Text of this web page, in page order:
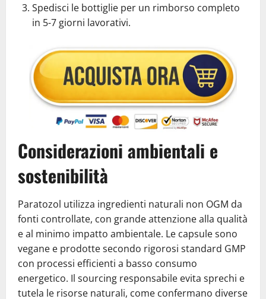
Spedisci le bottiglie per un rimborso completo
in 5-7 giorni lavorativi.
Considerazioni ambientali e
sostenibilità
Paratozol utilizza ingredienti naturali non OGM da
fonti controllate, con grande attenzione alla qualità
e al minimo impatto ambientale. Le capsule sono
vegane e prodotte secondo rigorosi standard GMP
con processi efficienti a basso consumo
energetico. Il sourcing responsabile evita sprechi e
tutela le risorse naturali, come confermano diverse